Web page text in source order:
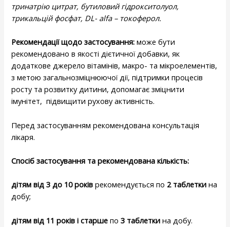
тринатрію цитрат, бутиловий гідрокситолуол,
трикальцій фосфат, DL- alfa – токоферол.
Рекомендації щодо застосування: може бути
рекомендовано в якості дієтичної добавки, як
додаткове джерело вітамінів, макро- та мікроелементів,
з метою загальнозміцнюючої дії, підтримки процесів
росту та розвитку дитини, допомагає зміцнити
імунітет, підвищити рухову активність.
Перед застосуванням рекомендована консультація
лікаря.
Спосіб застосування та рекомендована кількість:
дітям від 3 до 10 років рекомендується по 2 таблетки на
добу;
дітям від 11 років і старшепо3 таблетки на добу.